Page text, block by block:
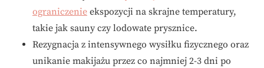
ograniczenie ekspozycji na skrajne temperatury,
takie jak sauny czy lodowate prysznice.
Rezygnacja z intensywnego wysiłku fizycznego oraz
unikanie makijażu przez co najmniej 2-3 dni po